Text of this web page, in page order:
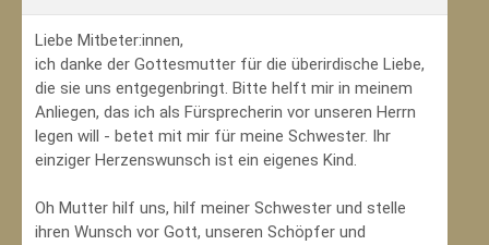
Liebe Mitbeter:innen,
ich danke der Gottesmutter für die überirdische Liebe,
die sie uns entgegenbringt. Bitte helft mir in meinem
Anliegen, das ich als Fürsprecherin vor unseren Herrn
legen will - betet mit mir für meine Schwester. Ihr
einziger Herzenswunsch ist ein eigenes Kind.
Oh Mutter hilf uns, hilf meiner Schwester und stelle
ihren Wunsch vor Gott, unseren Schöpfer und